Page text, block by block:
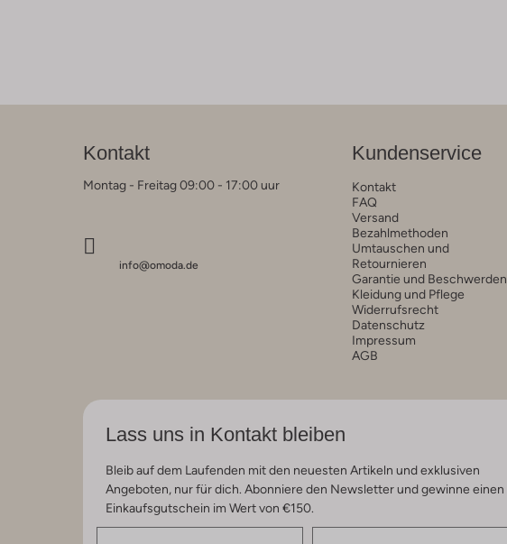
Kontakt
Montag - Freitag 09:00 - 17:00 uur
info@omoda.de
Kundenservice
Kontakt
FAQ
Versand
Bezahlmethoden
Umtauschen und
Retournieren
Garantie und Beschwerden
Kleidung und Pflege
Widerrufsrecht
Datenschutz
Impressum
AGB
Lass uns in Kontakt bleiben
Bleib auf dem Laufenden mit den neuesten Artikeln und exklusiven
Angeboten, nur für dich. Abonniere den Newsletter und gewinne einen
Einkaufsgutschein im Wert von €150.